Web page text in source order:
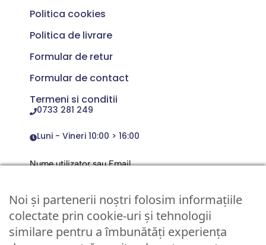
Politica cookies
Politica de livrare
Formular de retur
Formular de contact
Termeni si conditii
0733 281 249
Luni - Vineri 10:00 > 16:00
Nume utilizator sau Email
Parola
Noi și partenerii noștri folosim informațiile
colectate prin cookie-uri și tehnologii
similare pentru a îmbunătăți experiența